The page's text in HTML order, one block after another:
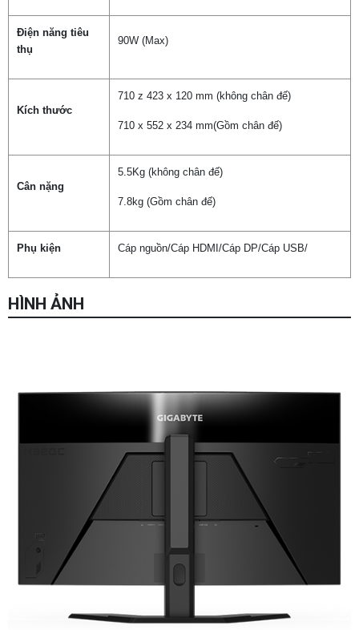
Điện năng tiêu
thụ
90W (Max)
Kích thước
710 z 423 x 120 mm (không chân đế)
710 x 552 x 234 mm(Gồm chân đế)
Cân nặng
5.5Kg (không chân đế)
7.8kg (Gồm chân đế)
Phụ kiện Cáp nguồn/Cáp HDMI/Cáp DP/Cáp USB/
HÌNH ẢNH